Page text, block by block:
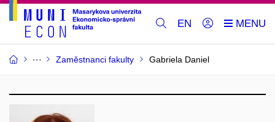
EN
Zaměstnanci fakulty Gabriela Daniel